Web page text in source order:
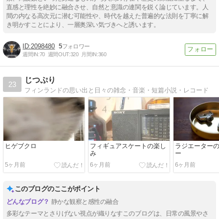
直感と理性を絶妙に融合させ、自然と意識の連関を鋭く論じています。人
間の内なる高次元に潜む可能性や、時代を越えた普遍的な法則を丁寧に解
き明かすことにより、一層奥深い気づきへと誘います。
2098480 5
週間IN:70 週間OUT:320 月間IN:360
23
じつぷり
フィンランドの思い出と日々の雑念・音楽・短篇小説・レコード
ヒゲブクロ
5ヶ月前
フィギュアスケートの楽し
み
6ヶ月前
ラジエーター
ー
6ヶ月前
このブログのここがポイント
静かな観察と感性の融合
多彩なテーマとさりげない視点が織りなすこのブログは、日常の風景やさ